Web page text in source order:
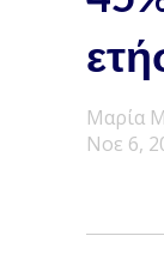
Μαρία
Νοε 6,